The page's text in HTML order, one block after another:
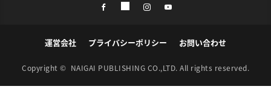
運営会社 プライバシーポリシー お問い合わせ
Copyright © NAIGAI PUBLISHING CO.,LTD. All rights reserved.